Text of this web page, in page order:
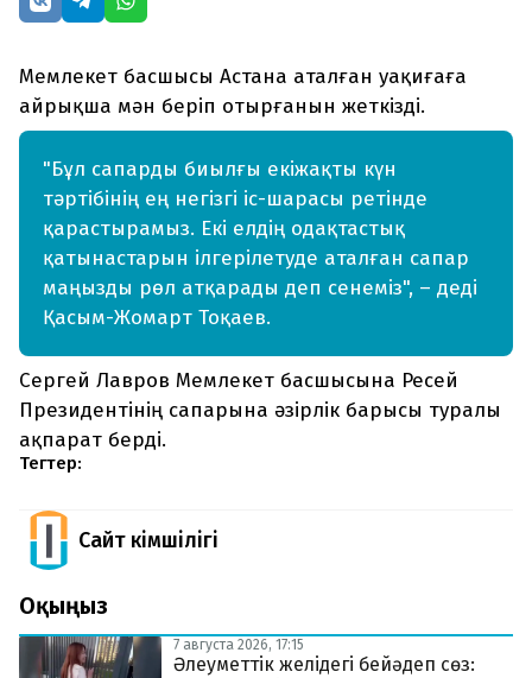
Мемлекет басшысы Астана аталған уақиғаға
айрықша мән беріп отырғанын жеткізді.
"Бұл сапарды биылғы екіжақты күн
тәртібінің ең негізгі іс-шарасы ретінде
қарастырамыз. Екі елдің одақтастық
қатынастарын ілгерілетуде аталған сапар
маңызды рөл атқарады деп сенеміз", – деді
Қасым-Жомарт Тоқаев.
Сергей Лавров Мемлекет басшысына Ресей
Президентінің сапарына әзірлік барысы туралы
ақпарат берді.
Тегтер:
Сайт Әкімшілігі
Оқыңыз
7 августа 2026, 17:15
Әлеуметтік желідегі бейәдеп сөз: